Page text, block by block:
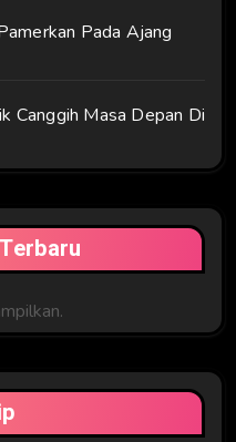
Pada Ajang
Canggih Masa Depan Di